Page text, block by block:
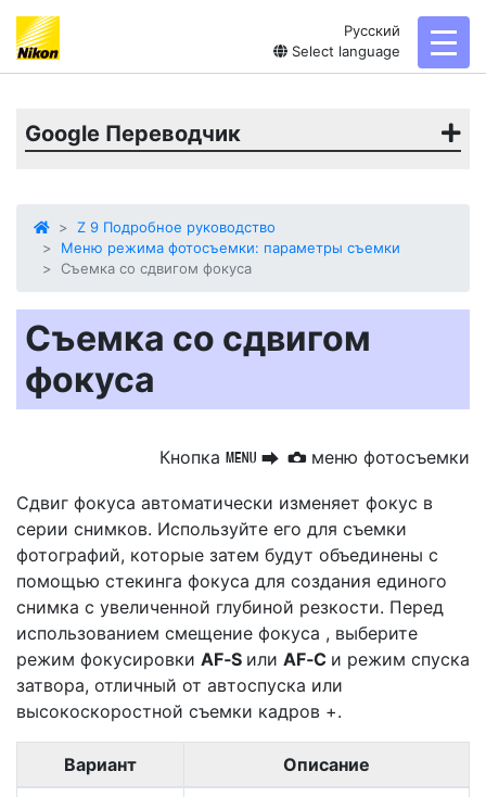
Русский
Select language
Google Переводчик
Z 9 Подробное руководство
Меню режима фотосъемки: параметры съемки
Съемка со сдвигом фокуса
Съемка со сдвигом
фокуса
Кнопка G U C меню фотосъемки
Сдвиг фокуса автоматически изменяет фокус в
серии снимков. Используйте его для съемки
фотографий, которые затем будут объединены с
помощью стекинга фокуса для создания единого
снимка с увеличенной глубиной резкости. Перед
использованием смещение фокуса , выберите
режим фокусировки AF‑S или AF‑C и режим спуска
затвора, отличный от автоспуска или
высокоскоростной съемки кадров +.
Вариант Описание